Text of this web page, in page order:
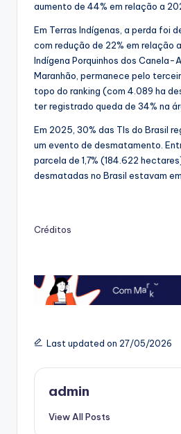
aumento de 44% em relação a
Em Terras Indígenas, a perda foi
com redução de 22% em relação
Indígena Porquinhos dos Canela-
Maranhão, permanece pelo
topo do ranking (com 4.089 ha
ter registrado queda de 34% na
Em 2025, 30% das TIs do Brasil
um evento de desmatamento.
parcela de 1,7% (184.622
desmatadas no Brasil estavam
Créditos
Last updated on 27/05/2026
admin
View All Posts